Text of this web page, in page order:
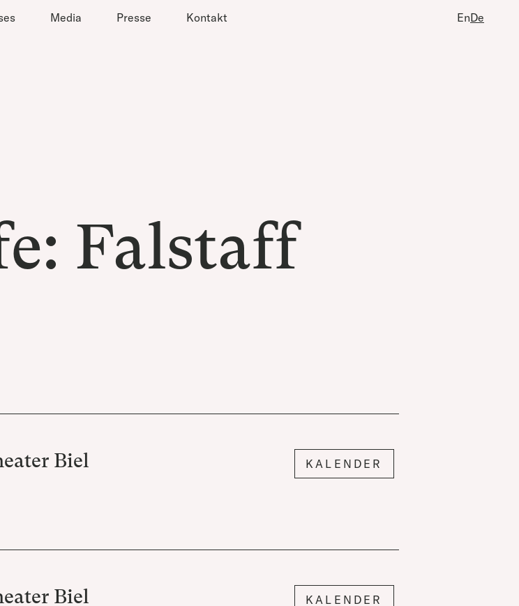
Media Presse Kontakt EnDe
Falstaff
Biel KALENDER
Biel KALENDER